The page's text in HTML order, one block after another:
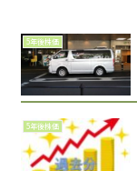
5年後株価
5年後株価